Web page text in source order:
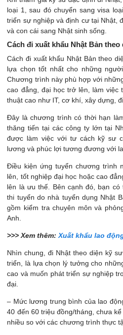
loại 1, sau đó chuyển sang visa
triển sự nghiệp và định cư tại Nhật,
và con cái sang Nhật sinh sống​.
Cách đi xuất khẩu Nhật Bản
Cách đi xuất khẩu Nhật Bản theo
lựa chọn tốt nhất cho những
Chương trình này phù hợp với
cao đẳng, đại học trở lên, làm việc
thuật cao như IT, cơ khí, xây dựng,
Đây là chương trình có thời hạn
thăng tiến tại các công ty lớn tại
được làm việc với tư cách kỹ sư
lương và phúc lợi tương đương với
Điều kiện ứng tuyển chương trình
lên, tốt nghiệp đại học hoặc cao
lên là ưu thế. Bên cạnh đó, bạn có
thi tuyển do nhà tuyển dụng Nhật
gồm kiểm tra chuyên môn và
Anh.
>>> Xem thêm:Xuất khẩu lao
Nhìn chung, đi Nhật theo diện kỹ
triển, là lựa chọn lý tưởng cho
cao và muốn phát triển sự nghiệp
đại.
– Mức lương trung bình của lao
40 đến 60 triệu đồng/tháng, chưa
nhiều so với các chương trình thực